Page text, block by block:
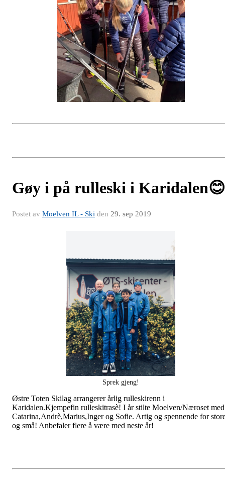
Gøy i på rulleski i Karidalen😊
Postet av Moelven IL - Ski den 29. sep 2019
Sprek gjeng!
Østre Toten Skilag arrangerer årlig rulleskirenn i
Karidalen.Kjempefin rulleskitrasè! I år stilte Moelven/Næroset med
Catarina,Andrè,Marius,Inger og Sofie. Artig og spennende for
og små! Anbefaler flere å være med neste år!